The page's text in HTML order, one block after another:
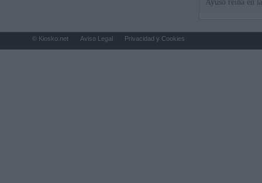
Ayuso reina en
© Kiosko.net Aviso Legal Privacidad y Cookies